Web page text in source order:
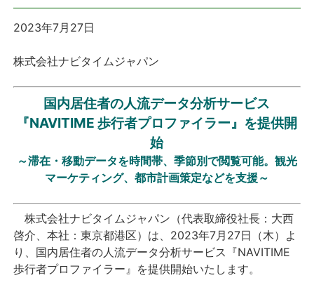
プレスリリース
おしらせ
サービス
個人向けサービス
法人向けサービス
採用情報
English
2023年7月27日
株式会社ナビタイムジャパン
国内居住者の人流データ分析サービス
『NAVITIME歩行者プロファイラー』を提供開
始
～滞在・移動データを時間帯、季節別で閲覧可能。観光
マーケティング、都市計画策定などを支援～
株式会社ナビタイムジャパン（代表取締役社長：大西
啓介、本社：東京都港区）は、2023年7月27日（木）よ
り、国内居住者の人流データ分析サービス『NAVITIME
歩行者プロファイラー』を提供開始いたします。